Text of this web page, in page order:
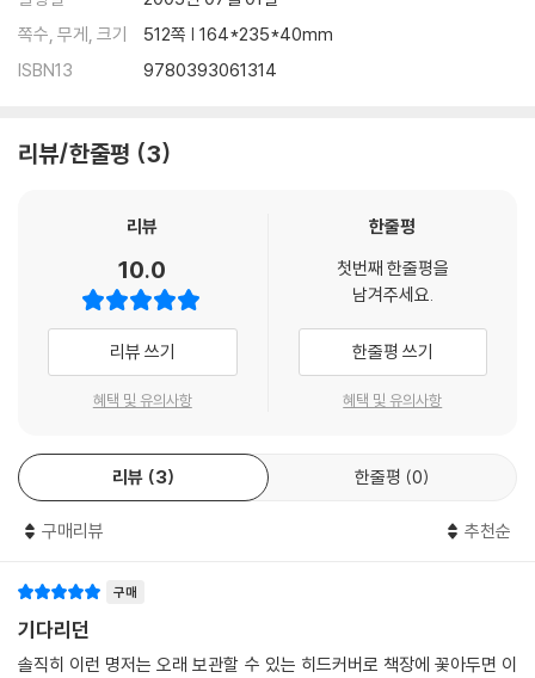
쪽수, 무게, 크기
512쪽 | 164*235*40mm
ISBN13
9780393061314
리뷰/한줄평 3
리뷰
10.0
리뷰 쓰기
혜택 및 유의사항
한줄평
첫번째 한줄평을
남겨주세요.
한줄평 쓰기
혜택 및 유의사항
리뷰 3 한줄평 0
구매리뷰 추천순
구매
기다리던
솔직히 이런 명저는 오래 보관할 수 있는 히드커버로 책장에 꽃아두면 이